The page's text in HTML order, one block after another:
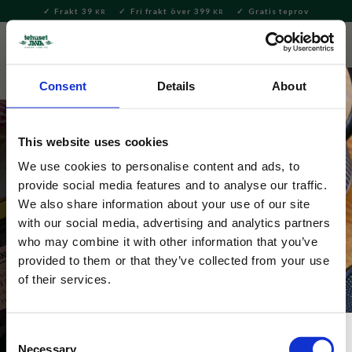
Consent Details About
This website uses cookies
We use cookies to personalise content and ads, to
provide social media features and to analyse our traffic.
We also share information about your use of our site
with our social media, advertising and analytics partners
who may combine it with other information that you’ve
provided to them or that they’ve collected from your use
of their services.
Necessary
Meny
Frakt 39 KR Fri frakt över 399 KR Gratis teprov
Yorkshire Tea